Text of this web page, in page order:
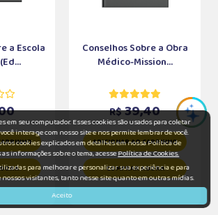
a Escola
Conselhos Sobre a Obra
Médico-Mission...
R$39,40
ADICIONAR AO CARRINHO
COMPRAR AGORA
em seu computador. Esses cookies são usados para coletar
interage com nosso site e nos permite lembrar de você.
cookies explicados em detalhes em nossa Política de
informações sobre o tema, acessePolítica de Cookies.
para melhorar e personalizar sua experiência e para
visitantes, tanto nesse site quanto em outras mídias.
Aceito